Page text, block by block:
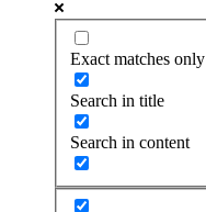
Exact matches only
Search in title
Search in content